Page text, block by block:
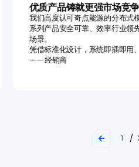
优质产品铸就更强市场竞
我们高度认可奇点能源的分布式
系列产品安全可靠、效率行业领
场景。
凭借标准化设计，系统即插即用
—— 经销商
 1 /